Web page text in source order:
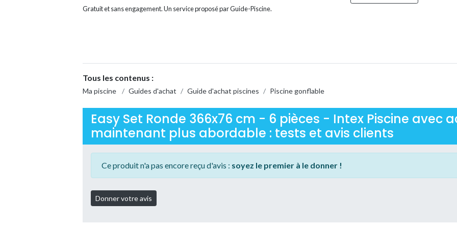
Gratuit et sans engagement. Un service proposé par Guide-Piscine.
Tous les contenus :
Ma piscine / Guides d'achat / Guide d'achat piscines / Piscine gonflable
Easy Set Ronde 366x76 cm - 6 pièces - Intex Piscine avec
maintenant plus abordable : tests et avis clients
Ce produit n'a pas encore reçu d'avis : soyez le premier à le donner !